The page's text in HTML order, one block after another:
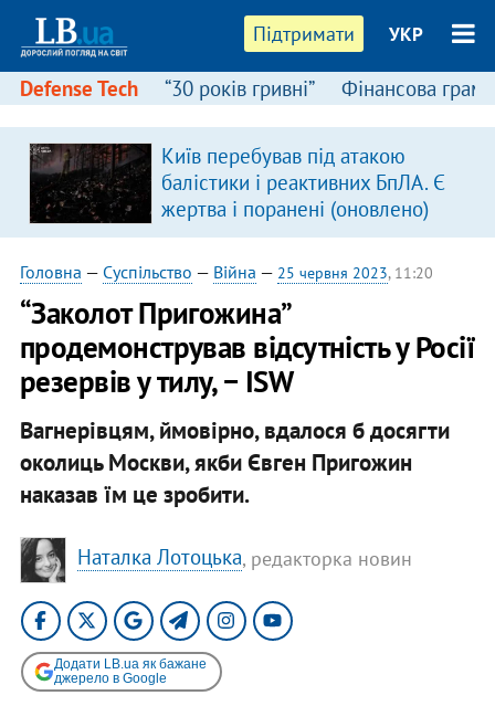
Підтримати УКР
Defense Tech “30 років гривні” Фінансова
Київ перебував під атакою
балістики і реактивних БпЛА. Є
жертва і поранені (оновлено)
Головна — Суспільство — Війна — 25 червня 2023, 11:20
“Заколот Пригожина”
продемонстрував відсутність у Росії
резервів у тилу, − ISW
Вагнерівцям, ймовірно, вдалося б досягти
околиць Москви, якби Євген Пригожин
наказав їм це зробити.
Наталка Лотоцька, редакторка новин
Додати LB.ua як бажане
джерело в Google